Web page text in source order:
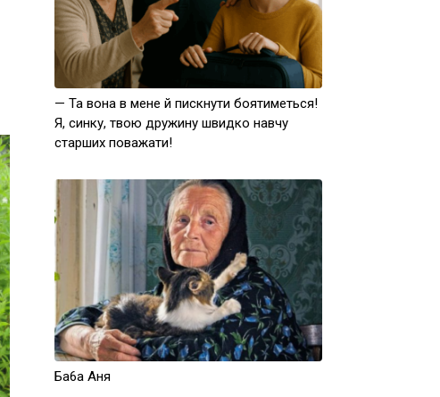
— Та вона в мене й пискнути боятиметься!
Я, синку, твою дружину швидко навчу
старших поважати!
Бa6a Aня